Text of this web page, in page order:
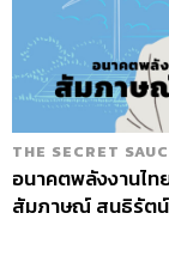
THE SECRET
อนาคตพลังงานไท
สัมภาษณ์ สนธิรัต